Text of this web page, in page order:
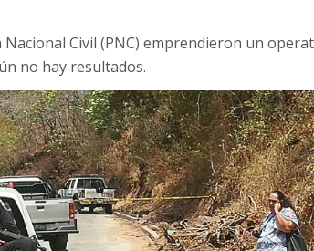
Nacional Civil (PNC) emprendieron un
no hay resultados.